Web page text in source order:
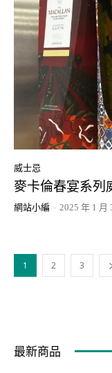
威士忌
麥卡倫春宴系列
網站小編 - 2025 年 1 月
1 2 3
最新商品